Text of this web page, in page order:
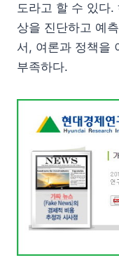
도라고 할 수 있다.
상을 진단하고 예
서, 여론과 정책을
부족하다.